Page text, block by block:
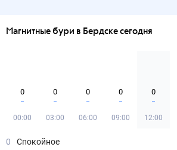
Магнитные бури в Бердске сегодня
0
00:00
0
03:00
0
06:00
0
09:00
0
12:00
0
Спокойное